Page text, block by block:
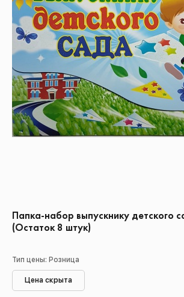
Папка-набор выпускнику детского
(Остаток 8 штук)
Тип цены: Розница
Цена скрыта